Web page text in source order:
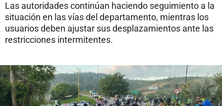
Las autoridades continúan haciendo seguimiento a la
situación en las vías del departamento, mientras los
usuarios deben ajustar sus desplazamientos ante las
restricciones intermitentes.